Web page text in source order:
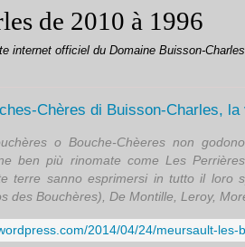
de 2010 à 1996
internet officiel du Domaine Buisson-Charles
Chères di Buisson-Charles, la
o Bouche-Chèeres non
ben più rinomate come Les
terre sanno esprimersi in tutto il loro
des Bouchères), De Montille, Leroy,